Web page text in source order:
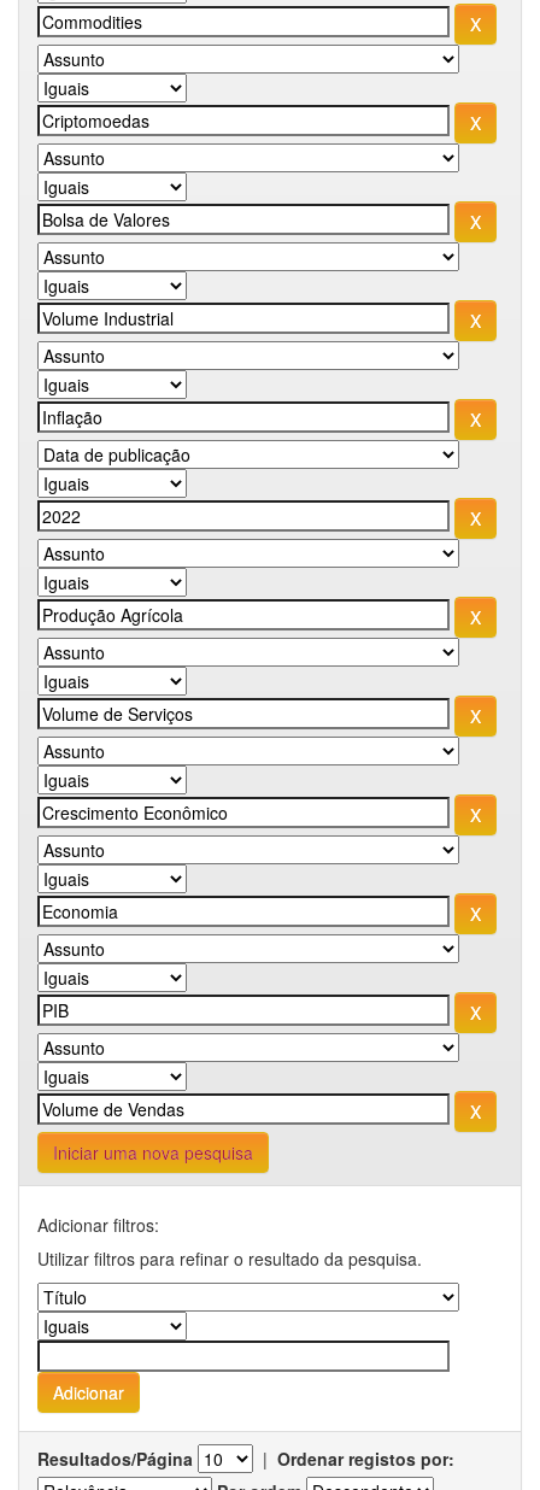
Iniciar uma nova pesquisa
Adicionar filtros:
Utilizar filtros para refinar o resultado da pesquisa.
Resultados/Página | Ordenar registos por: